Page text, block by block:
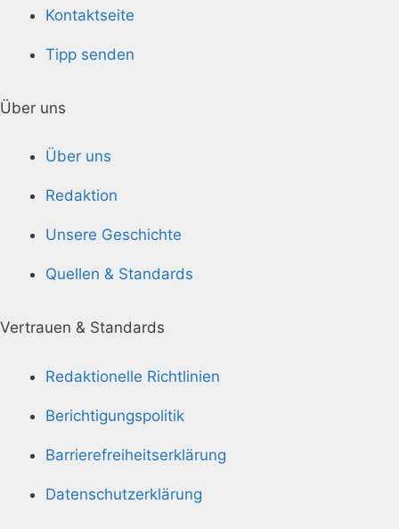
Kontaktseite
Tipp senden
Über uns
Über uns
Redaktion
Unsere Geschichte
Quellen & Standards
Vertrauen & Standards
Redaktionelle Richtlinien
Berichtigungspolitik
Barrierefreiheitserklärung
Datenschutzerklärung